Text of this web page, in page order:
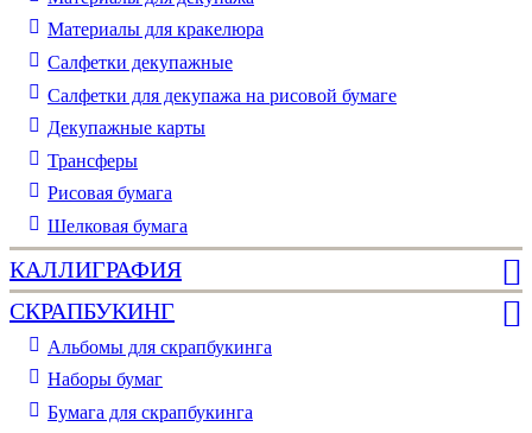
Материалы для кракелюра
Cалфетки декупажные
Салфетки для декупажа на рисовой бумаге
Декупажные карты
Трансферы
Рисовая бумага
Шелковая бумага
КАЛЛИГРАФИЯ
СКРАПБУКИНГ
Альбомы для скрапбукинга
Наборы бумаг
Бумага для скрапбукинга